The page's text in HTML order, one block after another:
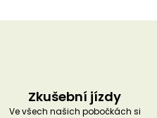
Zkušební jízdy
Ve všech našich pobočkách si